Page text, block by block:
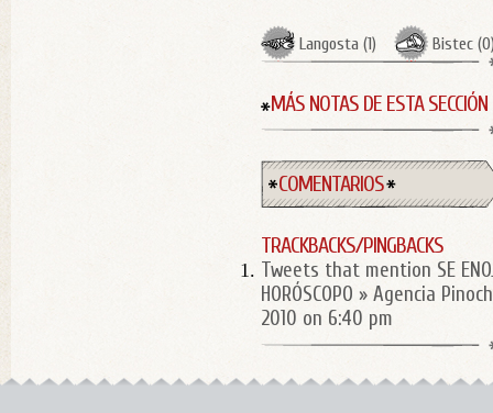
Langosta (1) Bistec (0
MÁS NOTAS DE ESTA SECCIÓN
COMENTARIOS
TRACKBACKS/PINGBACKS
Tweets that mention SE
HORÓSCOPO » Agencia
2010 on 6:40 pm